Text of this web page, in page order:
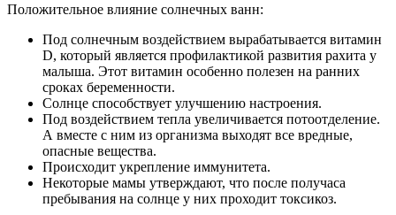
Положительное влияние солнечных ванн:
Под солнечным воздействием вырабатывается витамин
D, который является профилактикой развития рахита у
малыша. Этот витамин особенно полезен на ранних
сроках беременности.
Солнце способствует улучшению настроения.
Под воздействием тепла увеличивается потоотделение.
А вместе с ним из организма выходят все вредные,
опасные вещества.
Происходит укрепление иммунитета.
Некоторые мамы утверждают, что после получаса
пребывания на солнце у них проходит токсикоз.